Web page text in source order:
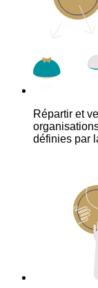
Répartir et
définies par